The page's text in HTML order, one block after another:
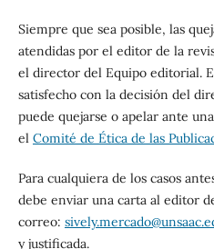
Siempre que sea posible, las
atendidas por el editor de la
el director del Equipo editorial.
satisfecho con la decisión del
puede quejarse o apelar ante
el Comité de Ética de las
Para cualquiera de los casos
debe enviar una carta al editor
correo:
y justificada.